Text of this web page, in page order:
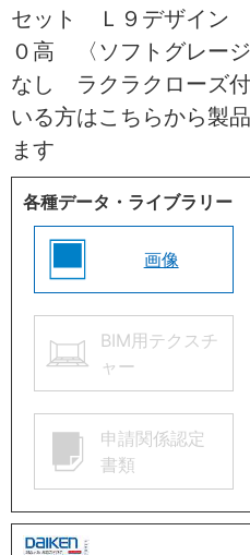
セット Ｌ９デザイン
０高 〈ソフトグレー
なし ラクラクローズ
いる方はこちらから製
ます
各種データ・ライブラリー
画像
BIM用テクスチ
ャー
申請関係認定
書類